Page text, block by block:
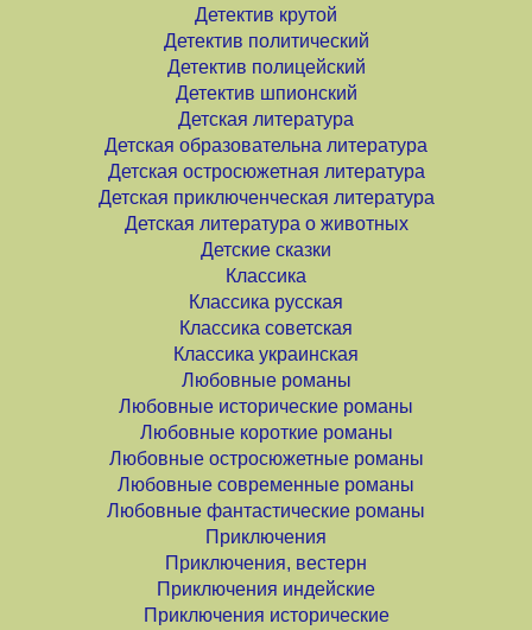
Детектив крутой
Детектив политический
Детектив полицейский
Детектив шпионский
Детская литература
Детская образовательна литература
Детская остросюжетная литература
Детская приключенческая литература
Детская литература о животных
Детские сказки
Классика
Классика русская
Классика советская
Классика украинская
Любовные романы
Любовные исторические романы
Любовные короткие романы
Любовные остросюжетные романы
Любовные современные романы
Любовные фантастические романы
Приключения
Приключения, вестерн
Приключения индейские
Приключения исторические